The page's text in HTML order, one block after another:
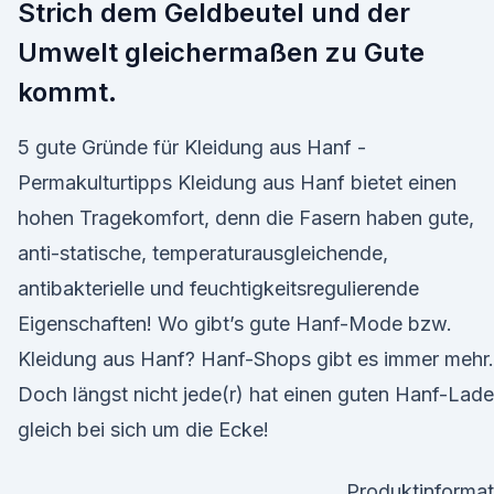
Strich dem Geldbeutel und der
Umwelt gleichermaßen zu Gute
kommt.
5 gute Gründe für Kleidung aus Hanf -
Permakulturtipps Kleidung aus Hanf bietet einen
hohen Tragekomfort, denn die Fasern haben gute,
anti-statische, temperaturausgleichende,
antibakterielle und feuchtigkeitsregulierende
Eigenschaften! Wo gibt’s gute Hanf-Mode bzw.
Kleidung aus Hanf? Hanf-Shops gibt es immer mehr.
Doch längst nicht jede(r) hat einen guten Hanf-
gleich bei sich um die Ecke!